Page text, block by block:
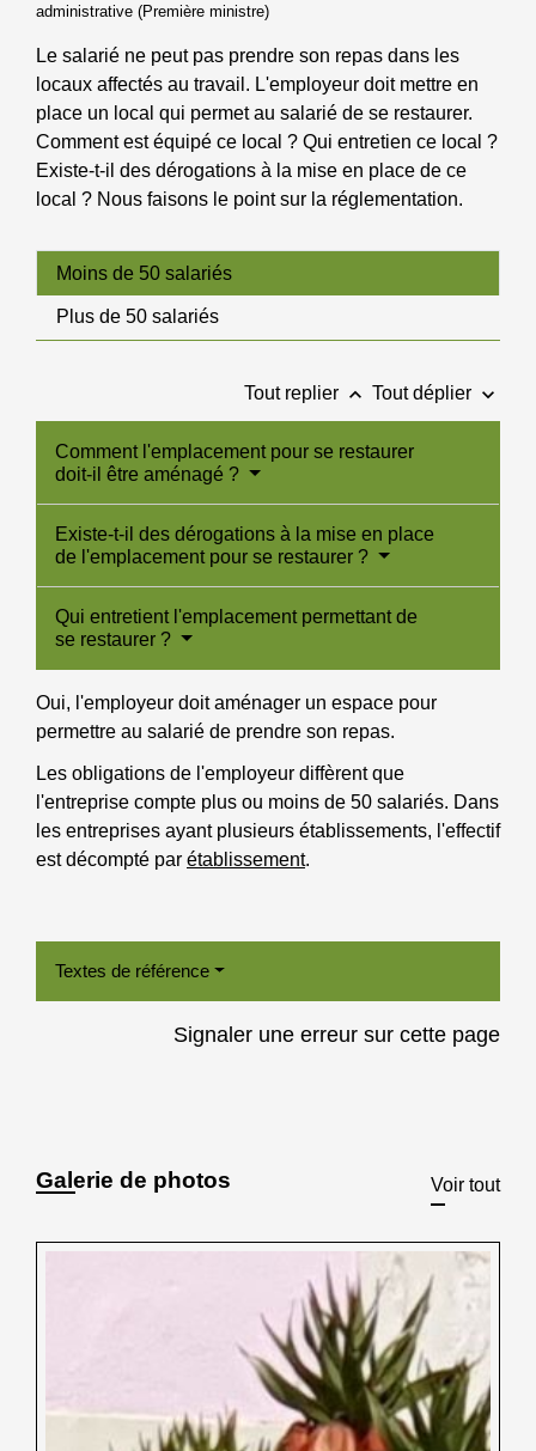
administrative (Première ministre)
Le salarié ne peut pas prendre son repas dans les
locaux affectés au travail. L'employeur doit mettre en
place un local qui permet au salarié de se restaurer.
Comment est équipé ce local ? Qui entretien ce local ?
Existe-t-il des dérogations à la mise en place de ce
local ? Nous faisons le point sur la réglementation.
Moins de 50 salariés
Plus de 50 salariés
Tout replier keyboard_arrow_up Tout déplier keyboard_arrow_down
Comment l'emplacement pour se restaurer
doit-il être aménagé ?
Existe-t-il des dérogations à la mise en place
de l'emplacement pour se restaurer ?
Qui entretient l'emplacement permettant de
se restaurer ?
Oui, l'employeur doit aménager un espace pour
permettre au salarié de prendre son repas.
Les obligations de l'employeur diffèrent que
l'entreprise compte plus ou moins de 50 salariés. Dans
les entreprises ayant plusieurs établissements, l'effectif
est décompté par établissement.
Textes de référence
Signaler une erreur sur cette page
Galerie de photos Voir tout